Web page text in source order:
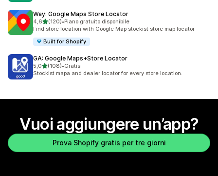
Way: Google Maps Store Locator
4,6stelle su 5
(120)
120 recensioni totali
•Piano gratuito disponibile
Find store location with Google Map stockist store map locator
Built for Shopify
GA: Google Maps+Store Locator
5,0stelle su 5
(108)
108 recensioni totali
•Gratis
Stockist mapa and dealer locator for every store location.
Vuoi aggiungere un’app?
Prova Shopify gratis per tre giorni